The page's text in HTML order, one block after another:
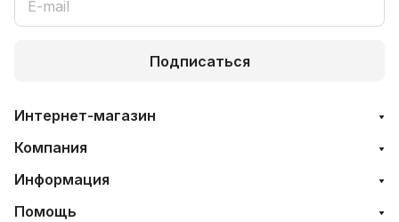
Подписаться
Интернет-магазин
Компания
Информация
Помощь